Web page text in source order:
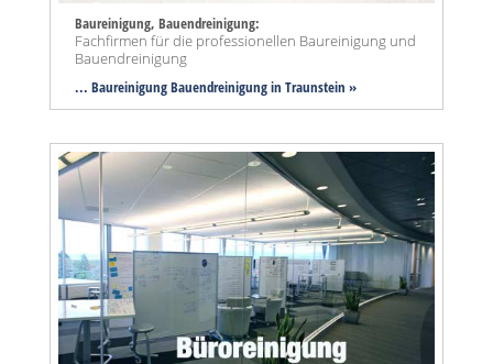
Baureinigung, Bauendreinigung:
Fachfirmen für die professionellen Baureinigung und
Bauendreinigung
... Baureinigung Bauendreinigung in Traunstein »